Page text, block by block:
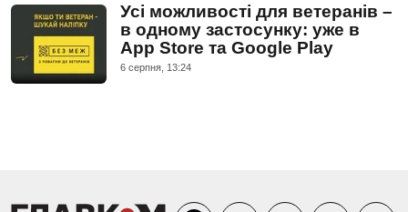
Усі можливості для ветеранів –
в одному застосунку: уже в
App Store та Google Play
6 серпня, 13:24